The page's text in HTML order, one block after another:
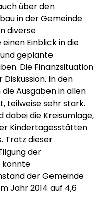
über den
in der Gemeinde
diverse
Einblick in die
geplante
Die Finanzsituation
In den
Ausgaben in allen
teilweise sehr stark.
dabei die Kreisumlage,
Kindertagesstätten
Trotz dieser
der
konnte
der Gemeinde
Jahr 2014 auf 4,6